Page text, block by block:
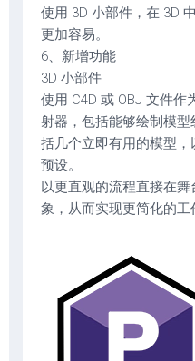
使用 3D 小部件，在 3D
更加容易。
6、新增功能
3D 小部件
使用 C4D 或 OBJ 文件
射器，包括能够绘制模
括几个立即有用的模型
预设。
以更直观的流程直接在
象，从而实现更简化的工